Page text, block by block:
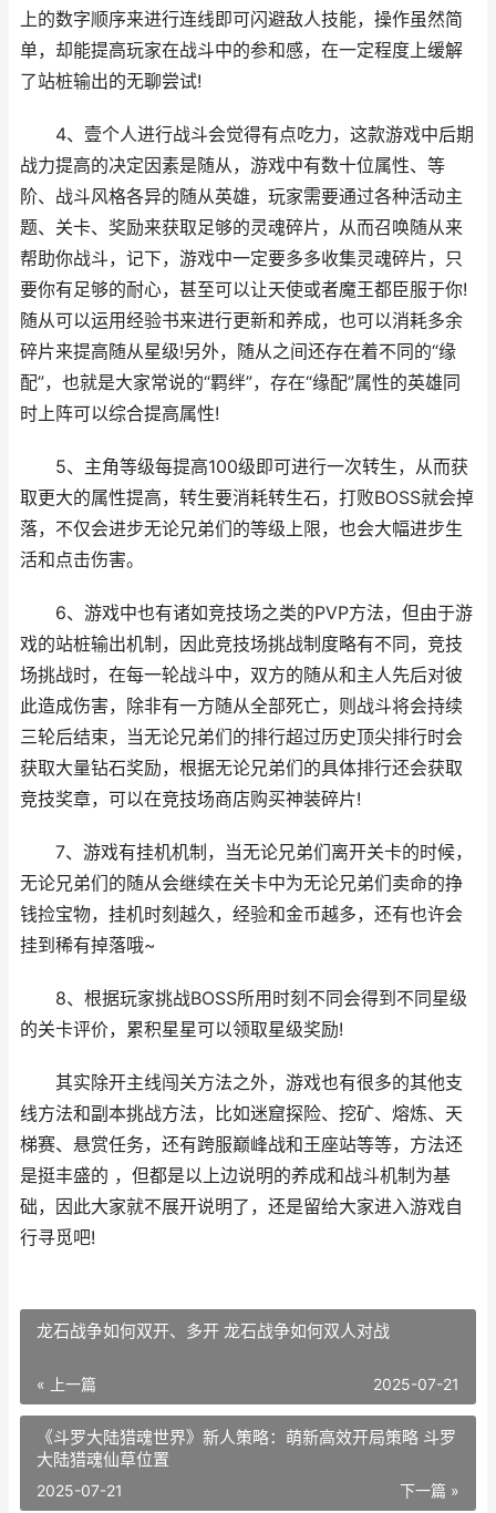
上的数字顺序来进行连线即可闪避敌人技能，操作虽然简
单，却能提高玩家在战斗中的参和感，在一定程度上缓解
了站桩输出的无聊尝试!
4、壹个人进行战斗会觉得有点吃力，这款游戏中后期
战力提高的决定因素是随从，游戏中有数十位属性、等
阶、战斗风格各异的随从英雄，玩家需要通过各种活动主
题、关卡、奖励来获取足够的灵魂碎片，从而召唤随从来
帮助你战斗，记下，游戏中一定要多多收集灵魂碎片，只
要你有足够的耐心，甚至可以让天使或者魔王都臣服于你!
随从可以运用经验书来进行更新和养成，也可以消耗多余
碎片来提高随从星级!另外，随从之间还存在着不同的“缘
配”，也就是大家常说的“羁绊”，存在“缘配”属性的英雄同
时上阵可以综合提高属性!
5、主角等级每提高100级即可进行一次转生，从而获
取更大的属性提高，转生要消耗转生石，打败BOSS就会掉
落，不仅会进步无论兄弟们的等级上限，也会大幅进步生
活和点击伤害。
6、游戏中也有诸如竞技场之类的PVP方法，但由于游
戏的站桩输出机制，因此竞技场挑战制度略有不同，竞技
场挑战时，在每一轮战斗中，双方的随从和主人先后对彼
此造成伤害，除非有一方随从全部死亡，则战斗将会持续
三轮后结束，当无论兄弟们的排行超过历史顶尖排行时会
获取大量钻石奖励，根据无论兄弟们的具体排行还会获取
竞技奖章，可以在竞技场商店购买神装碎片!
7、游戏有挂机机制，当无论兄弟们离开关卡的时候，
无论兄弟们的随从会继续在关卡中为无论兄弟们卖命的挣
钱捡宝物，挂机时刻越久，经验和金币越多，还有也许会
挂到稀有掉落哦~
8、根据玩家挑战BOSS所用时刻不同会得到不同星级
的关卡评价，累积星星可以领取星级奖励!
其实除开主线闯关方法之外，游戏也有很多的其他支
线方法和副本挑战方法，比如迷窟探险、挖矿、熔炼、天
梯赛、悬赏任务，还有跨服巅峰战和王座站等等，方法还
是挺丰盛的 ，但都是以上边说明的养成和战斗机制为基
础，因此大家就不展开说明了，还是留给大家进入游戏自
行寻觅吧!
龙石战争如何双开、多开 龙石战争如何双人对战
« 上一篇 2025-07-21
《斗罗大陆猎魂世界》新人策略：萌新高效开局策略 斗罗
大陆猎魂仙草位置
下一篇 »
2025-07-21